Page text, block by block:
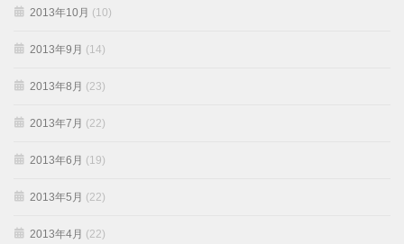
2013年10月 (10)
2013年9月 (14)
2013年8月 (23)
2013年7月 (22)
2013年6月 (19)
2013年5月 (22)
2013年4月 (22)